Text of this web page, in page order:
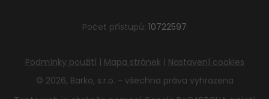
Počet přístupů: 10722597
© 2026, Barko, s.r.o. - všechna práva vyhrazena
Podmínky použití | Mapa stránek | Nastavení cookies